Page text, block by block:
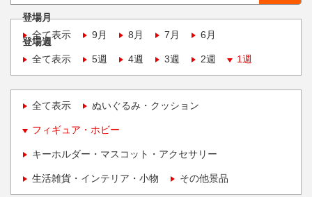
登場月
全て表示
9月 8月 7月 6月
登場週
全て表示
5週 4週 3週 2週 1週
全て表示 ぬいぐるみ・クッション
フィギュア・ホビー
キーホルダー・マスコット・アクセサリー
生活雑貨・インテリア・小物 その他景品